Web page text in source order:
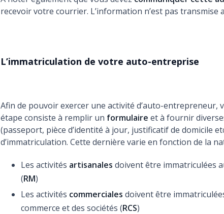
recevoir votre courrier. L’information n’est pas transmise
L’immatriculation de votre auto-entreprise
Afin de pouvoir exercer une activité d’auto-entrepreneur,
étape consiste à remplir un formulaire et à fournir
(passeport, pièce d’identité à jour, justificatif de domicile
d’immatriculation. Cette dernière varie en fonction de la
Les activités artisanales doivent être immatriculées
(RM)
Les activités commerciales doivent être
commerce et des sociétés (RCS)